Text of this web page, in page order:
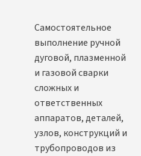
Самостоятельное
выполнение ручной
дуговой, плазменной
и газовой сварки
сложных и
ответственных
аппаратов, деталей,
узлов, конструкций и
трубопроводов из